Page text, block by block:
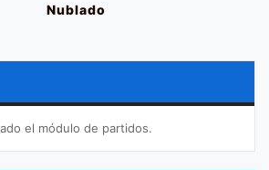
Nublado
el módulo de partidos.